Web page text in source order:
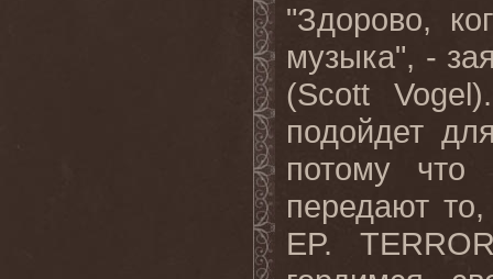
"Здорово,
музыка", -
(Scott Vogel
подойдет
потому что
передают
EP.